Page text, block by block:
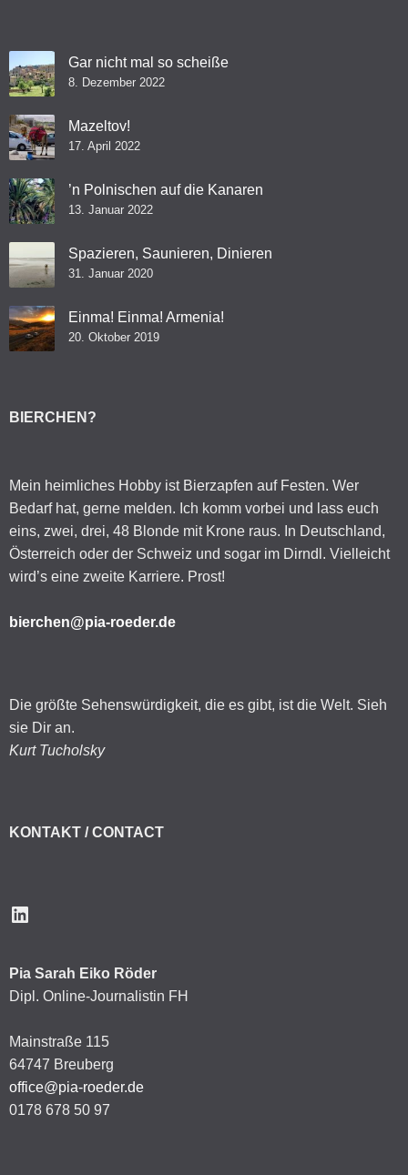
Gar nicht mal so scheiße
8. Dezember 2022
Mazeltov!
17. April 2022
’n Polnischen auf die Kanaren
13. Januar 2022
Spazieren, Saunieren, Dinieren
31. Januar 2020
Einma! Einma! Armenia!
20. Oktober 2019
BIERCHEN?
Mein heimliches Hobby ist Bierzapfen auf Festen. Wer
Bedarf hat, gerne melden. Ich komm vorbei und lass euch
eins, zwei, drei, 48 Blonde mit Krone raus. In Deutschland,
Österreich oder der Schweiz und sogar im Dirndl. Vielleicht
wird’s eine zweite Karriere. Prost!
bierchen@pia-roeder.de
Die größte Sehenswürdigkeit, die es gibt, ist die Welt. Sieh
sie Dir an.
Kurt Tucholsky
KONTAKT / CONTACT
LinkedIn
Pia Sarah Eiko Röder
Dipl. Online-Journalistin FH
Mainstraße 115
64747 Breuberg
office@pia-roeder.de
0178 678 50 97